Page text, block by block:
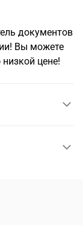
документов
Вы можете
цене!